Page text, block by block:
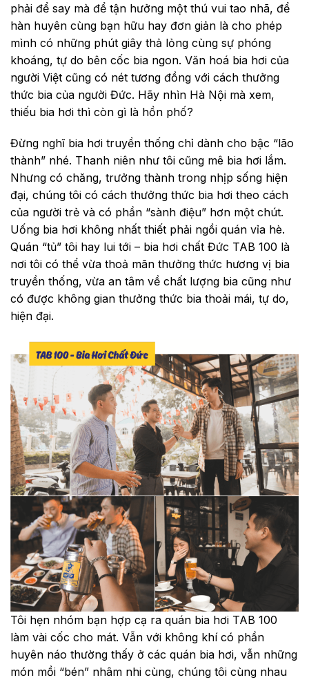
phải để say mà để tận hưởng một thú vui tao nhã, để
hàn huyên cùng bạn hữu hay đơn giản là cho phép
mình có những phút giây thả lỏng cùng sự phóng
khoáng, tự do bên cốc bia ngon. Văn hoá bia hơi của
người Việt cũng có nét tương đồng với cách thưởng
thức bia của người Đức. Hãy nhìn Hà Nội mà xem,
thiếu bia hơi thì còn gì là hồn phố?
Đừng nghĩ bia hơi truyền thống chỉ dành cho bậc “lão
thành” nhé. Thanh niên như tôi cũng mê bia hơi lắm.
Nhưng có chăng, trưởng thành trong nhịp sống hiện
đại, chúng tôi có cách thưởng thức bia hơi theo cách
của người trẻ và có phần “sành điệu” hơn một chút.
Uống bia hơi không nhất thiết phải ngồi quán vỉa hè.
Quán “tủ” tôi hay lui tới – bia hơi chất Đức TAB 100 là
nơi tôi có thể vừa thoả mãn thưởng thức hương vị bia
truyền thống, vừa an tâm về chất lượng bia cũng như
có được không gian thưởng thức bia thoải mái, tự do,
hiện đại.
Tôi hẹn nhóm bạn hợp cạ ra quán bia hơi TAB 100
làm vài cốc cho mát. Vẫn với không khí có phần
huyên náo thường thấy ở các quán bia hơi, vẫn những
món mồi “bén” nhâm nhi cùng, chúng tôi cùng nhau